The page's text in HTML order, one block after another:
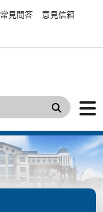
常見問答
意見信箱
搜尋